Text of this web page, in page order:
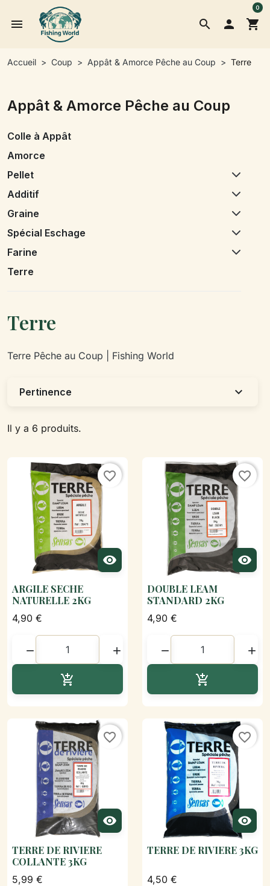
search
menu  shopping_cart
0
Accueil Coup Appât & Amorce Pêche au Coup Terre
Appât & Amorce Pêche au Coup
Colle à Appât
Amorce
Pellet
Additif
Graine
Spécial Eschage
Farine
Terre
Terre
Terre Pêche au Coup | Fishing World
Il y a 6 produits.
Pertinence expand_more

favorite_border
ARGILE SECHE
NATURELLE 2KG
4,90 €
 


favorite_border
DOUBLE LEAM
STANDARD 2KG
4,90 €
 


favorite_border
TERRE DE RIVIERE
COLLANTE 3KG
5,99 €

favorite_border
TERRE DE RIVIERE 3KG
4,50 €